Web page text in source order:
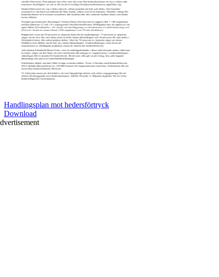
Handlingsplan mot hedersförtryck
Download